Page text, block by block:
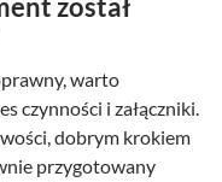
został
warto
czynności i załączniki.
dobrym krokiem
przygotowany